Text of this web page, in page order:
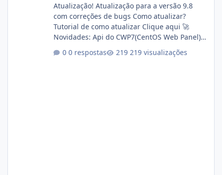
Atualização! Atualização para a versão 9.8
com correções de bugs Como atualizar?
Tutorial de como atualizar Clique aqui 🚀
Novidades: Api do CWP7(CentOS Web Panel)
autorizado a usasr o isistem:
0 respostas 219 visualizações